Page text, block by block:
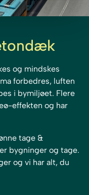
og mindskes
forbedres, luften
i bymiljøet. Flere
effekten og har
tage &
bygninger og tage.
og vi har alt, du